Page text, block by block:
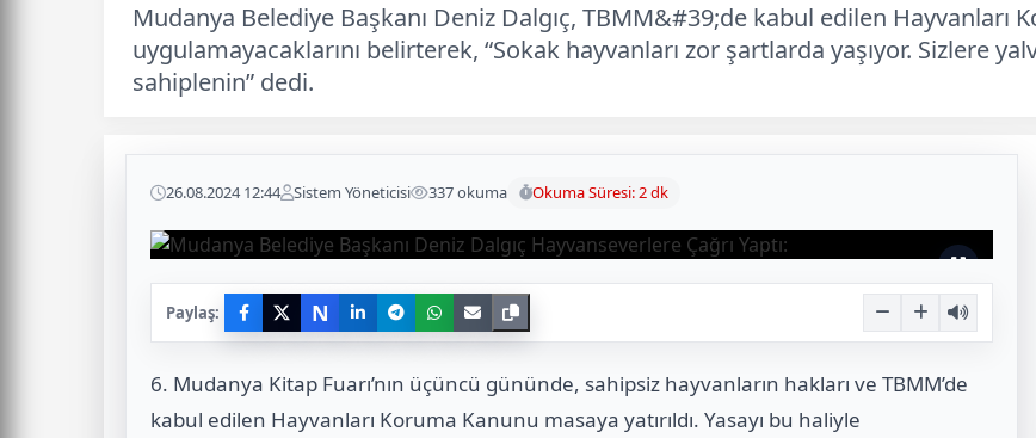
Mudanya Belediye Başkanı Deniz Dalgıç, TBMM&#39;de kabul edilen Hayvanları
uygulamayacaklarını belirterek, “Sokak hayvanları zor şartlarda yaşıyor. Sizlere
sahiplenin” dedi.
26.08.2024 12:44 Sistem Yöneticisi 337 okuma Okuma Süresi: 2 dk
Paylaş: N
6. Mudanya Kitap Fuarı’nın üçüncü gününde, sahipsiz hayvanların hakları ve TBMM’de
kabul edilen Hayvanları Koruma Kanunu masaya yatırıldı. Yasayı bu haliyle